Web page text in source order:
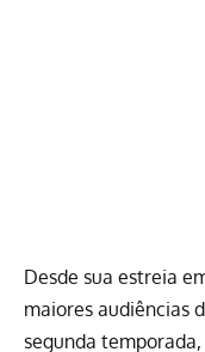
Desde sua estreia
maiores audiências
segunda